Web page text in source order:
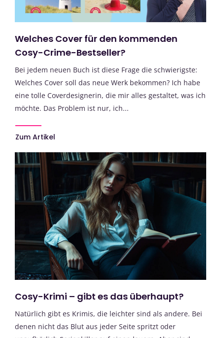
Welches Cover für den kommenden
Cosy-Crime-Bestseller?
Bei jedem neuen Buch ist diese Frage die schwierigste:
Welches Cover soll das neue Werk bekommen? Ich habe
eine tolle Coverdesignerin, die mir alles gestaltet, was ich
möchte. Das Problem ist nur, ich...
Zum Artikel
Cosy-Krimi – gibt es das überhaupt?
Natürlich gibt es Krimis, die leichter sind als andere. Bei
denen nicht das Blut aus jeder Seite spritzt oder